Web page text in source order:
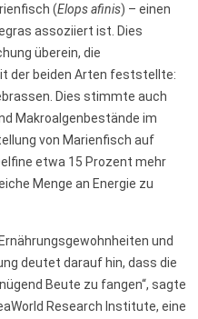
(Elops afinis) – einen
assoziiert ist. Dies
überein, die
der beiden Arten feststellte:
Dies stimmte auch
Makroalgenbestände im
von Marienfisch auf
etwa 15 Prozent mehr
Menge an Energie zu
und
deutet darauf hin, dass die
Beute zu fangen“, sagte
Research Institute, eine